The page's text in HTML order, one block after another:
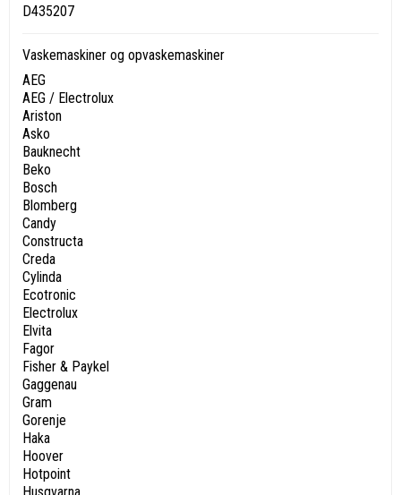
D435207
Vaskemaskiner og opvaskemaskiner
AEG
AEG / Electrolux
Ariston
Asko
Bauknecht
Beko
Bosch
Blomberg
Candy
Constructa
Creda
Cylinda
Ecotronic
Electrolux
Elvita
Fagor
Fisher & Paykel
Gaggenau
Gram
Gorenje
Haka
Hoover
Hotpoint